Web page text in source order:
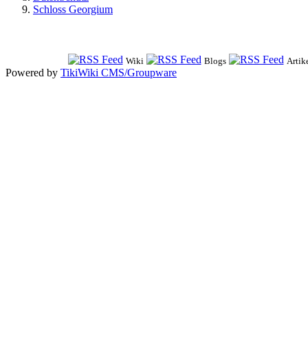
Schloss Georgium
Wiki Blogs
Powered by TikiWiki CMS/Groupware